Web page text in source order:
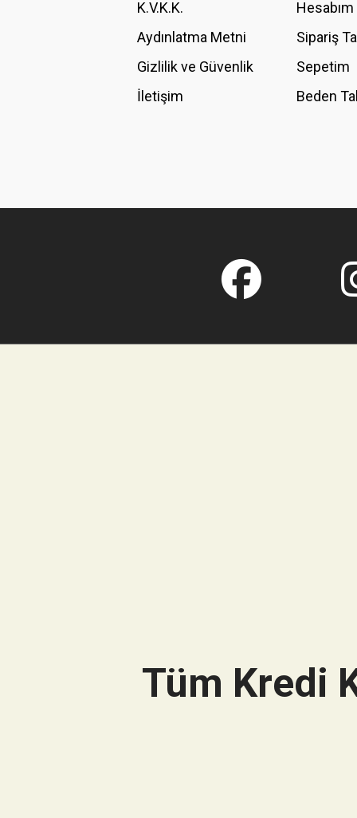
Bu ürüne benzer farklı alternatifler olmalı.
K.V.K.K.
Aydınlatma Metni
Gizlilik ve Güvenlik
İletişim
Hesabım
Sipariş
Sepetim
Beden
Tüm Kredi